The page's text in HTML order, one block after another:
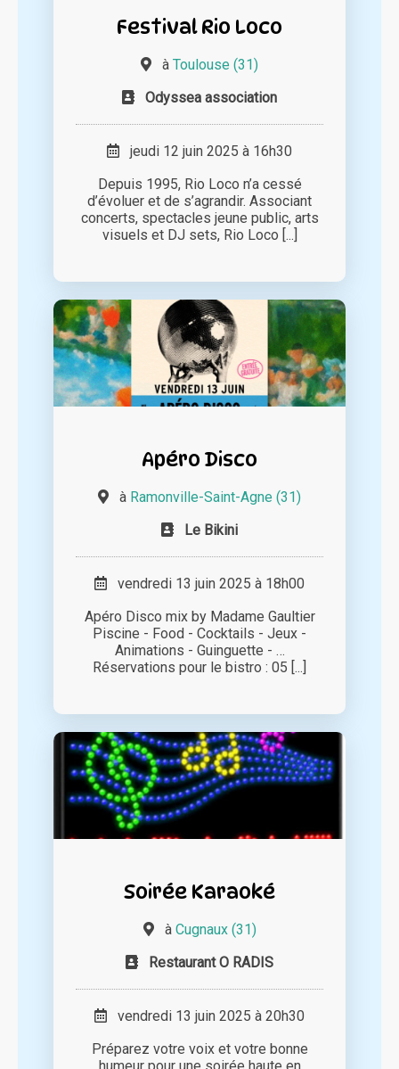
Festival Rio Loco
à Toulouse (31)
Odyssea association
jeudi 12 juin 2025 à 16h30
Depuis 1995, Rio Loco n’a cessé
d’évoluer et de s’agrandir. Associant
concerts, spectacles jeune public, arts
visuels et DJ sets, Rio Loco [...]
Apéro Disco
à Ramonville-Saint-Agne (31)
Le Bikini
vendredi 13 juin 2025 à 18h00
Apéro Disco mix by Madame Gaultier
Piscine - Food - Cocktails - Jeux -
Animations - Guinguette - …
Réservations pour le bistro : 05 [...]
Soirée Karaoké
à Cugnaux (31)
Restaurant O RADIS
vendredi 13 juin 2025 à 20h30
Préparez votre voix et votre bonne